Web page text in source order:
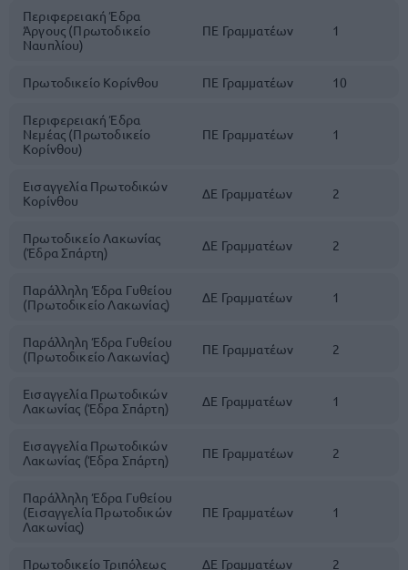
Περιφερειακή Έδρα
Άργους (Πρωτοδικείο
Ναυπλίου)
ΠΕ Γραμματέων 1
Πρωτοδικείο Κορίνθου ΠΕ Γραμματέων 10
Περιφερειακή Έδρα
Νεμέας (Πρωτοδικείο
Κορίνθου)
ΠΕ Γραμματέων 1
Εισαγγελία Πρωτοδικών
Κορίνθου
ΔΕ Γραμματέων 2
Πρωτοδικείο Λακωνίας
(Έδρα Σπάρτη)
ΔΕ Γραμματέων 2
Παράλληλη Έδρα Γυθείου
(Πρωτοδικείο Λακωνίας)
ΔΕ Γραμματέων 1
Παράλληλη Έδρα Γυθείου
(Πρωτοδικείο Λακωνίας)
ΠΕ Γραμματέων 2
Εισαγγελία Πρωτοδικών
Λακωνίας (Έδρα Σπάρτη)
ΔΕ Γραμματέων 1
Εισαγγελία Πρωτοδικών
Λακωνίας (Έδρα Σπάρτη)
ΠΕ Γραμματέων 2
Παράλληλη Έδρα Γυθείου
(Εισαγγελία Πρωτοδικών
Λακωνίας)
ΠΕ Γραμματέων 1
Πρωτοδικείο Τριπόλεως ΔΕ Γραμματέων 2